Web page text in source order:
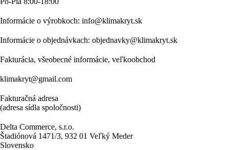
Informácie o výrobkoch: info@klimakryt.sk
Informácie o objednávkach: objednavky@klimakryt.sk
Fakturácia, všeobecné informácie, veľkoobchod
klimakryt@gmail.com
Fakturačná adresa
(adresa sídla spoločnosti)
Delta Commerce, s.r.o.
Štadiónová 1471/3, 932 01 Veľký Meder
Slovensko